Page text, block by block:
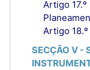
Artigo
Artigo
SECÇÃO V -